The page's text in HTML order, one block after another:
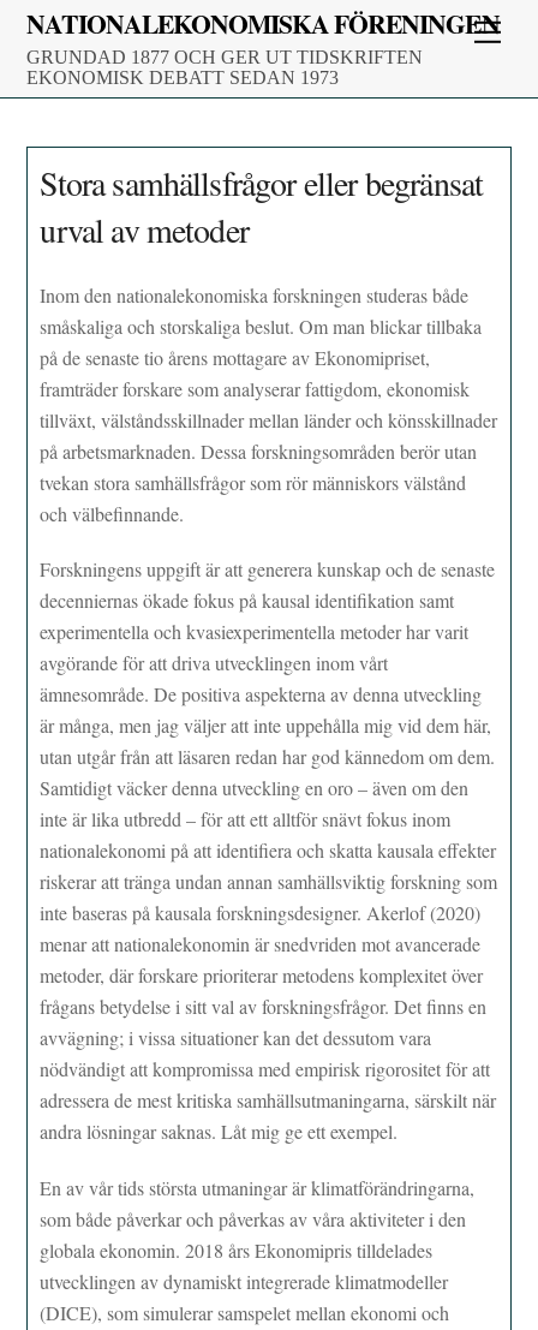
Skip
content
NATIONALEKONOMISKA FÖRENINGEN
GRUNDAD 1877 OCH GER UT TIDSKRIFTEN
EKONOMISK DEBATT SEDAN 1973
Stora samhällsfrågor eller begränsat
urval av metoder
Inom den nationalekonomiska forskningen studeras både
småskaliga och storskaliga beslut. Om man blickar tillbaka
på de senaste tio årens mottagare av Ekonomipriset,
framträder forskare som analyserar fattigdom, ekonomisk
tillväxt, välståndsskillnader mellan länder och könsskillnader
på arbetsmarknaden. Dessa forskningsområden berör utan
tvekan stora samhällsfrågor som rör människors välstånd
och välbefinnande.
Forskningens uppgift är att generera kunskap och de senaste
decenniernas ökade fokus på kausal identifikation samt
experimentella och kvasiexperimentella metoder har varit
avgörande för att driva utvecklingen inom vårt
ämnesområde. De positiva aspekterna av denna utveckling
är många, men jag väljer att inte uppehålla mig vid dem här,
utan utgår från att läsaren redan har god kännedom om dem.
Samtidigt väcker denna utveckling en oro – även om den
inte är lika utbredd – för att ett alltför snävt fokus inom
nationalekonomi på att identifiera och skatta kausala effekter
riskerar att tränga undan annan samhällsviktig forskning som
inte baseras på kausala forskningsdesigner. Akerlof (2020)
menar att nationalekonomin är snedvriden mot avancerade
metoder, där forskare prioriterar metodens komplexitet över
frågans betydelse i sitt val av forskningsfrågor. Det finns en
avvägning; i vissa situationer kan det dessutom vara
nödvändigt att kompromissa med empirisk rigorositet för att
adressera de mest kritiska samhällsutmaningarna, särskilt när
andra lösningar saknas. Låt mig ge ett exempel.
En av vår tids största utmaningar är klimatförändringarna,
som både påverkar och påverkas av våra aktiviteter i den
globala ekonomin. 2018 års Ekonomipris tilldelades
utvecklingen av dynamiskt integrerade klimatmodeller
(DICE), som simulerar samspelet mellan ekonomi och